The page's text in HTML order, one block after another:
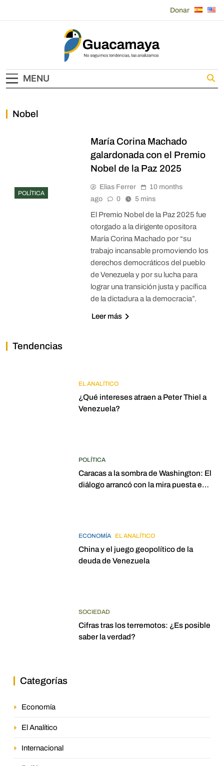
Donar
Guacamaya
MENU
Nobel
POLÍTICA
María Corina Machado
galardonada con el Premio
Nobel de la Paz 2025
Elias Ferrer
10 months
ago
0 5 mins
El Premio Nobel de la Paz 2025 fue
otorgado a la dirigente opositora
María Corina Machado por “su
trabajo incansable promoviendo los
derechos democráticos del pueblo
de Venezuela y por su lucha para
lograr una transición justa y pacífica
de la dictadura a la democracia”.
Leer más
Tendencias
EL ANALÍTICO
¿Qué intereses atraen a Peter Thiel a
Venezuela?
POLÍTICA
Caracas a la sombra de Washington: El
diálogo arrancó con la mira puesta en
ECONOMÍA EL ANALÍTICO
China y el juego geopolítico de la
deuda de Venezuela
SOCIEDAD
Cifras tras los terremotos: ¿Es posible
saber la verdad?
Categorías
Economía
El Analítico
Internacional